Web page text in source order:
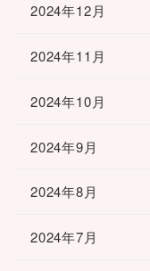
2024年12月
2024年11月
2024年10月
2024年9月
2024年8月
2024年7月